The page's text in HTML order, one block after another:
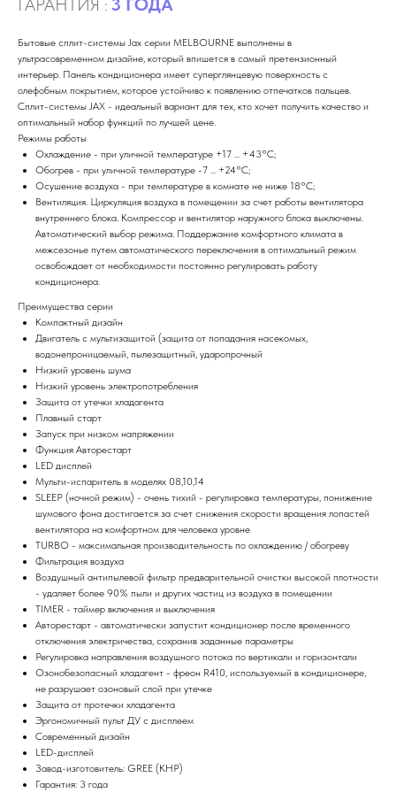
ГАРАНТИЯ : 3 ГОДА
Бытовые сплит-системы Jax серии MELBOURNE выполнены в
ультрасовременном дизайне, который впишется в самый претензионный
интерьер. Панель кондиционера имеет суперглянцевую поверхность с
олефобным покрытием, которое устойчиво к появлению отпечатков пальцев.
Сплит-системы JAX - идеальный вариант для тех, кто хочет получить качество и
оптимальный набор функций по лучшей цене.
Режимы работы
Охлаждение - при уличной температуре +17 ... +43°C;
Обогрев - при уличной температуре -7 ... +24°C;
Осушение воздуха - при температуре в комнате не ниже 18°C;
Вентиляция. Циркуляция воздуха в помещении за счет работы вентилятора
внутреннего блока. Компрессор и вентилятор наружного блока выключены.
Автоматический выбор режима. Поддержание комфортного климата в
межсезонье путем автоматического переключения в оптимальный режим
освобождает от необходимости постоянно регулировать работу
кондиционера.
Преимущества серии
Компактный дизайн
Двигатель с мультизащитой (защита от попадания насекомых,
водонепроницаемый, пылезащитный, ударопрочный
Низкий уровень шума
Низкий уровень электропотребления
Защита от утечки хладагента
Плавный старт
Запуск при низком напряжении
Функция Авторестарт
LED дисплей
Мульти-испаритель в моделях 08,10,14
SLEEP (ночной режим) - очень тихий - регулировка температуры, понижение
шумового фона достигается за счет снижения скорости вращения лопастей
вентилятора на комфортном для человека уровне
TURBO - максимальная производительность по охлаждению / обогреву
Фильтрация воздуха
Воздушный антипылевой фильтр предварительной очистки высокой плотности
- удаляет более 90% пыли и других частиц из воздуха в помещении
TIMER - таймер включения и выключения
Авторестарт - автоматически запустит кондиционер после временного
отключения электричества, сохранив заданные параметры
Регулировка направления воздушного потока по вертикали и горизонтали
Озонобезопасный хладагент - фреон R410, используемый в кондиционере,
не разрушает озоновый слой при утечке
Защита от протечки хладагента
Эргономичный пульт ДУ с дисплеем
Современный дизайн
LED-дисплей
Завод-изготовитель: GREE (КНР)
Гарантия: 3 года